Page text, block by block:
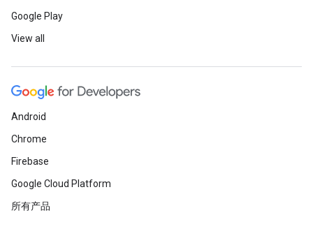
Google Play
View all
Android
Chrome
Firebase
Google Cloud Platform
所有产品